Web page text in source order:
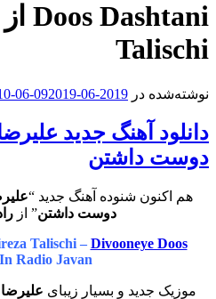
Talischi
نوشته‌شده در 2019-06-09
2019-06-10
دانلود آهنگ جدید
دوست داشتن
هم اکنون شنوده آهنگ جدید “
دوست داشتن” از
Talischi – Divooneye Doos
In Radio Javan
موزیک جدید و بسیار زیبای